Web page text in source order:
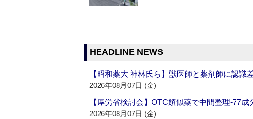
HEADLINE NEWS
【昭和薬大 神林氏ら】獣医師と薬剤師に認識
2026年08月07日 (金)
【厚労省検討会】OTC類似薬で中間整理‐77
2026年08月07日 (金)